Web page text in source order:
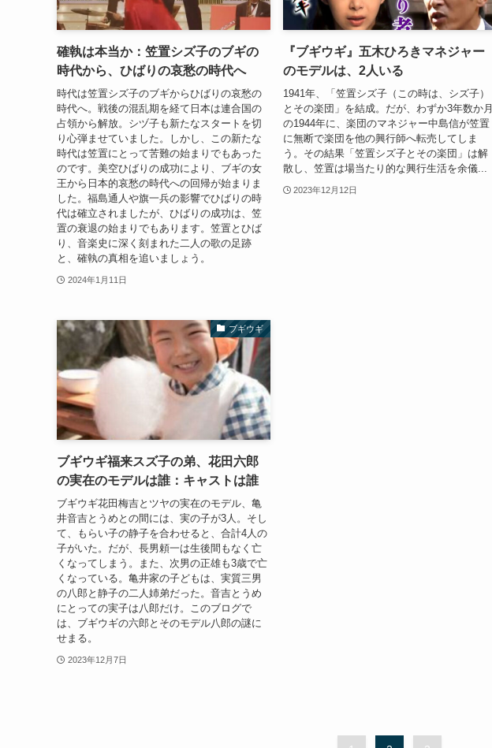
確執は本当か：笠置シズ子のブギの
時代から、ひばりの哀愁の時代へ
時代は笠置シズ子のブギからひばりの哀愁の
時代へ。戦後の混乱期を経て日本は連合国の
占領から解放。シヅ子も新たなスタートを切
り心弾ませていました。しかし、この新たな
時代は笠置にとって苦難の始まりでもあった
のです。美空ひばりの成功により、ブギの女
王から日本的哀愁の時代への回帰が始まりま
した。福島通人や旗一兵の影響でひばりの時
代は確立されましたが、ひばりの成功は、笠
置の衰退の始まりでもあります。笠置とひば
り、音楽史に深く刻まれた二人の歌の足跡
と、確執の真相を追いましょう。
2024年1月11日
『ブギウギ』五木ひろきマネジャー
のモデルは、2人いる
1941年、「笠置シズ子（この時は、シズ子）
とその楽団」を結成。だが、わずか3年数か月
の1944年に、楽団のマネジャー中島信が笠置
に無断で楽団を他の興行師へ転売してしま
う。その結果「笠置シズ子とその楽団」は解
散し、笠置は場当たり的な興行生活を余儀...
2023年12月12日
ブギウギ
ブギウギ福来スズ子の弟、花田六郎
の実在のモデルは誰：キャストは誰
ブギウギ花田梅吉とツヤの実在のモデル、亀
井音吉とうめとの間には、実の子が3人。そし
て、もらい子の静子を合わせると、合計4人の
子がいた。だが、長男頼一は生後間もなく亡
くなってしまう。また、次男の正雄も3歳で亡
くなっている。亀井家の子どもは、実質三男
の八郎と静子の二人姉弟だった。音吉とうめ
にとっての実子は八郎だけ。このブログで
は、ブギウギの六郎とそのモデル八郎の謎に
せまる。
2023年12月7日